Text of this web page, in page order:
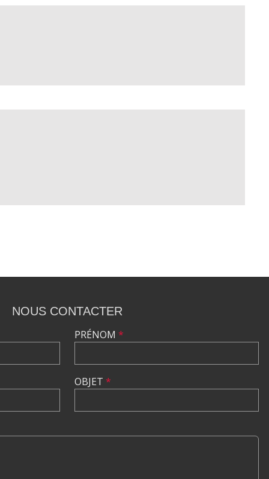
NOUS CONTACTER
PRÉNOM *
OBJET *